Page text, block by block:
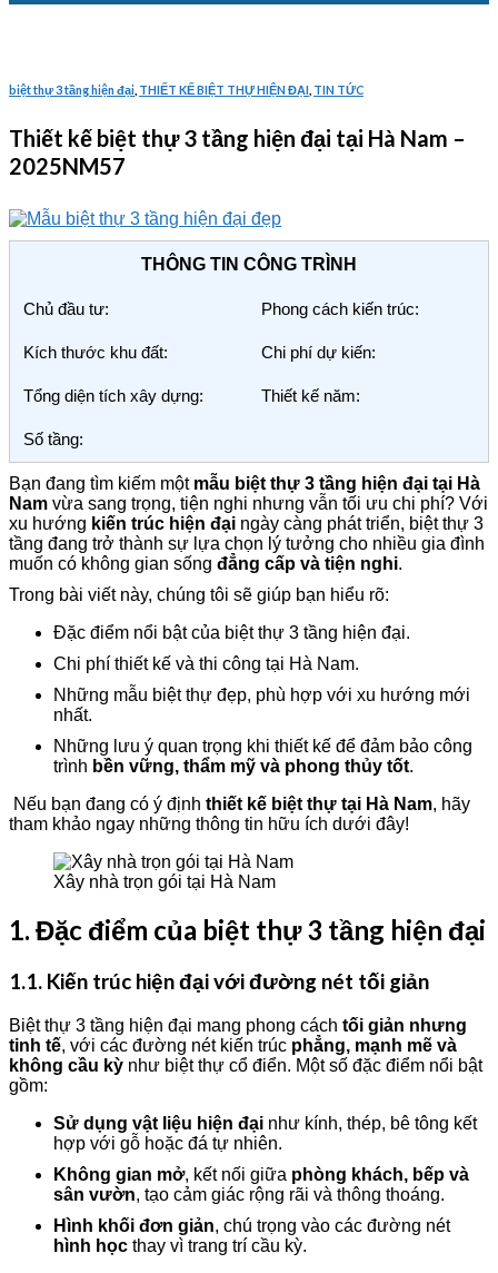
biệt thự 3 tầng hiện đại THIẾT KẾ BIỆT THỰ HIỆN ĐẠI TIN TỨC
Thiết kế biệt thự 3 tầng hiện đại tại Hà Nam –
2025NM57
THÔNG TIN CÔNG TRÌNH
Chủ đầu tư: Phong cách kiến trúc:
Kích thước khu đất: Chi phí dự kiến:
Tổng diện tích xây dựng: Thiết kế năm:
Số tầng:
Bạn đang tìm kiếm một mẫu biệt thự 3 tầng hiện đại tại Hà
Nam vừa sang trọng, tiện nghi nhưng vẫn tối ưu chi phí? Với
xu hướng kiến trúc hiện đại ngày càng phát triển, biệt thự 3
tầng đang trở thành sự lựa chọn lý tưởng cho nhiều gia đình
muốn có không gian sống đẳng cấp và tiện nghi.
Trong bài viết này, chúng tôi sẽ giúp bạn hiểu rõ:
Đặc điểm nổi bật của biệt thự 3 tầng hiện đại.
Chi phí thiết kế và thi công tại Hà Nam.
Những mẫu biệt thự đẹp, phù hợp với xu hướng mới
nhất.
Những lưu ý quan trọng khi thiết kế để đảm bảo công
trình bền vững, thẩm mỹ và phong thủy tốt.
Nếu bạn đang có ý định thiết kế biệt thự tại Hà Nam, hãy
tham khảo ngay những thông tin hữu ích dưới đây!
Xây nhà trọn gói tại Hà Nam
1. Đặc điểm của biệt thự 3 tầng hiện đại
1.1. Kiến trúc hiện đại với đường nét tối giản
Biệt thự 3 tầng hiện đại mang phong cách tối giản nhưng
tinh tế, với các đường nét kiến trúc phẳng, mạnh mẽ và
không cầu kỳ như biệt thự cổ điển. Một số đặc điểm nổi bật
gồm:
Sử dụng vật liệu hiện đại như kính, thép, bê tông kết
hợp với gỗ hoặc đá tự nhiên.
Không gian mở, kết nối giữa phòng khách, bếp và
sân vườn, tạo cảm giác rộng rãi và thông thoáng.
Hình khối đơn giản, chú trọng vào các đường nét
hình học thay vì trang trí cầu kỳ.